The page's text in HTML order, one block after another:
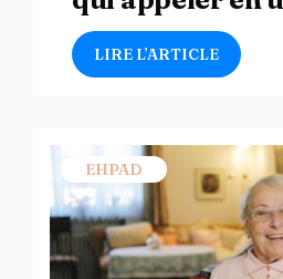
LIRE L’ARTICLE
EHPAD